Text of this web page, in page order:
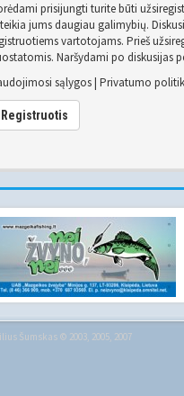
prisijungti turite būti
jums daugiau galimybių.
vartotojams. Prieš
Naršydami po diskusijas
sąlygos| Privatumo
Registruotis
Šumskas © 2003, 2005, 2007